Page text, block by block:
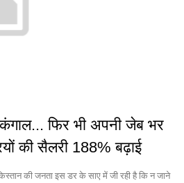
फिर भी अपनी जेब भर
की सैलरी 188% बढ़ाई
की जनता इस डर के साए में जी रही है कि न जाने